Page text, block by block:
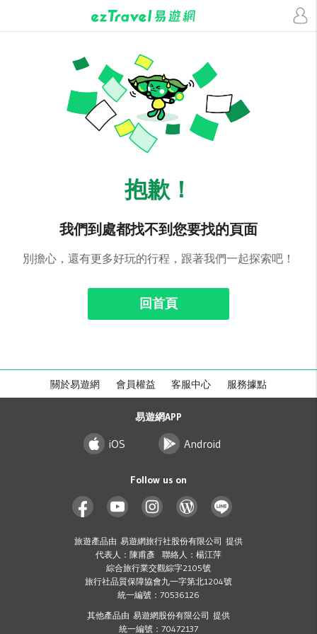
抱歉！
我們到處都找不到您要找的頁面
別擔心，還有更多好玩的行程，跟著我們一起探索吧！
回首頁
關於易遊網 會員權益 客服中心 服務據點
易遊網APP
iOS Android
Follow us on
旅遊產品由 易遊網旅行社股份有限公司 提供
代表人：陳甫彥 聯絡人：楊江萍
綜合旅行業交觀綜字2105號
旅行社品質保障協會九一字第北1204號
統一編號：70536126
其他產品由 易遊網股份有限公司 提供
統一編號：70472137